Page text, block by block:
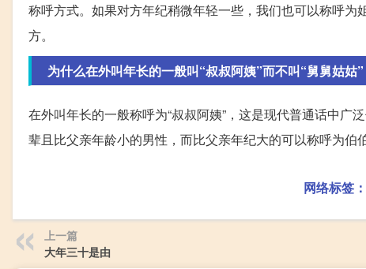
称呼方式。如果对方年纪稍微年轻一些，我们也可以称呼
方。
为什么在外叫年长的一般叫“叔叔阿姨”而不叫“舅舅姑姑”
在外叫年长的一般称呼为“叔叔阿姨”，这是现代普通话中广
辈且比父亲年龄小的男性，而比父亲年纪大的可以称呼为伯
网络标签：
上一篇
大年三十是由